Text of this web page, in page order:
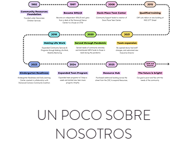
UN POCO SOBRE
NOSOTROS